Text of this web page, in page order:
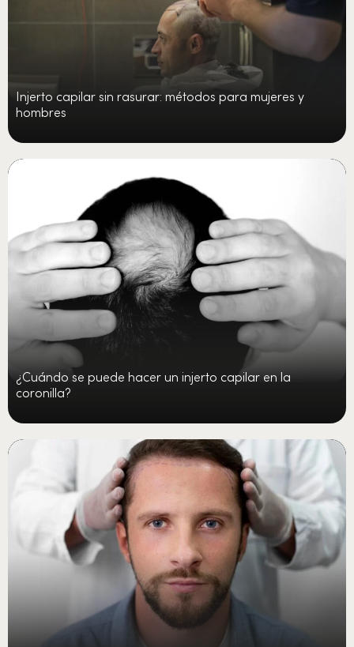
Injerto capilar sin rasurar: métodos para mujeres y
hombres
¿Cuándo se puede hacer un injerto capilar en la
coronilla?